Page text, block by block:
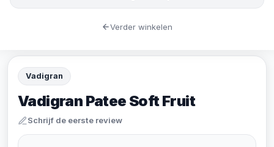
Vadigran
Vadigran Patee Soft Fruit
Schrijf de eerste review
Verder winkelen